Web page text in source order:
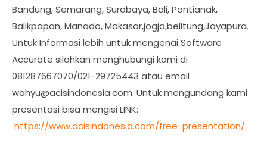
Bandung, Semarang, Surabaya, Bali, Pontianak,
Balikpapan, Manado, Makasar,jogja,belitung,Jayapura.
Untuk Informasi lebih untuk mengenai Software
Accurate silahkan menghubungi kami di
081287667070/021-29725443 atau email
wahyu@acisindonesia.com. Untuk mengundang kami
presentasi bisa mengisi LINK:
https://www.acisindonesia.com/free-presentation/